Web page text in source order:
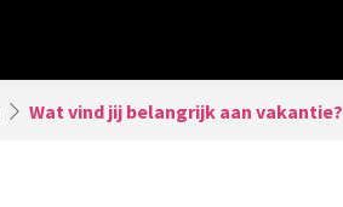
Wat vind jij belangrijk aan vakantie?